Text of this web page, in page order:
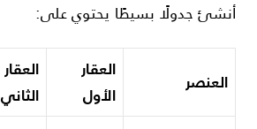
أنشئ جدولًا بسيطًا يحتوي على:
العنصر
العقار
الأول
العقار
الثاني